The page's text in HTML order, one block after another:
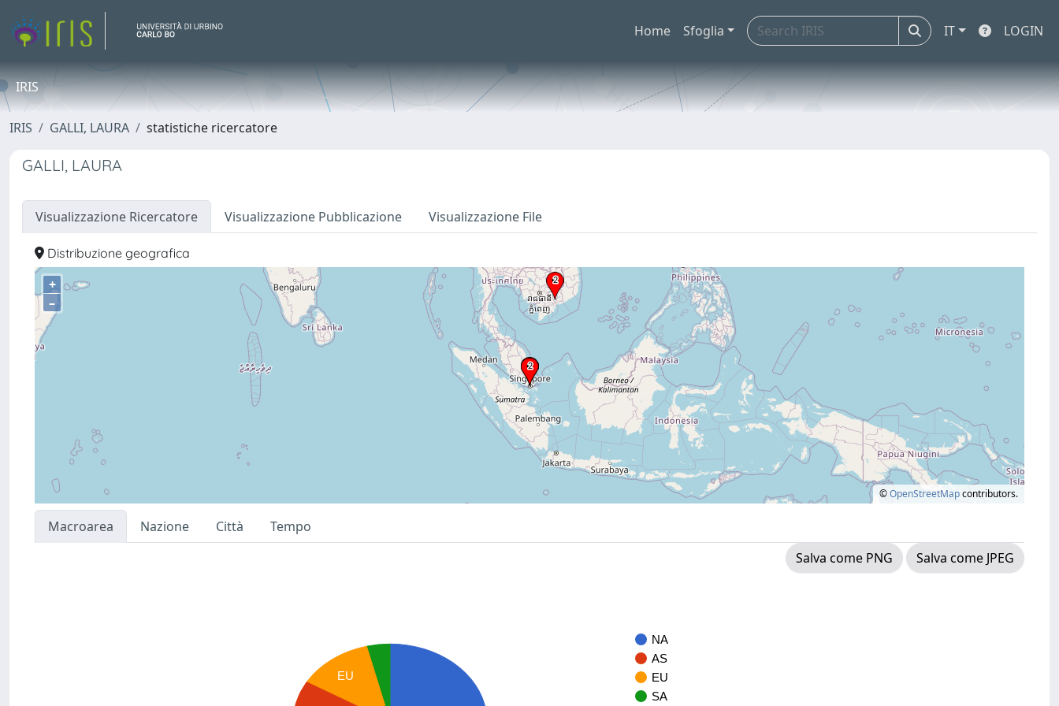
Home Sfoglia IT LOGIN
IRIS
IRIS GALLI, LAURA statistiche ricercatore
GALLI, LAURA
Visualizzazione Ricercatore Visualizzazione Pubblicazione Visualizzazione File
Distribuzione geografica
+
–
©OpenStreetMapcontributors.
Macroarea Nazione Città
Tempo
Salva come PNG
Salva come JPEG
NA
AS
EU
SA
EU